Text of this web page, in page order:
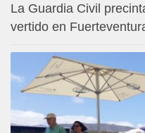
La Guardia Civil
vertido en